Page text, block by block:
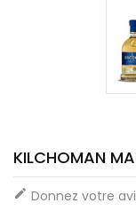
KILCHOMAN
 Donnez votre